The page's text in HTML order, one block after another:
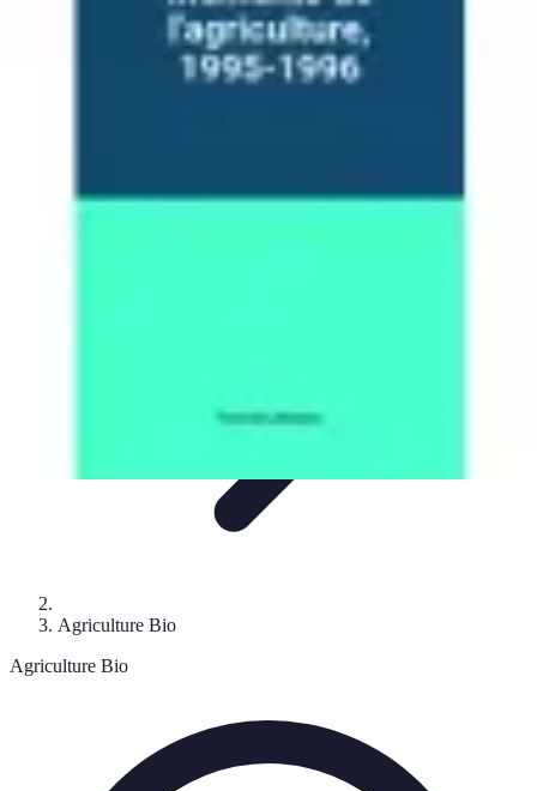
Consommation responsableBiodiversité
Santé et Environnement
Agriculture Bio
Agriculture Bio